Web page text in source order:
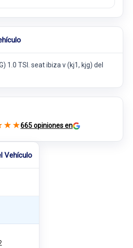
Vehículo
1.0 TSI. seat ibiza v (kj1, kjg) del
★ ★665 opiniones en